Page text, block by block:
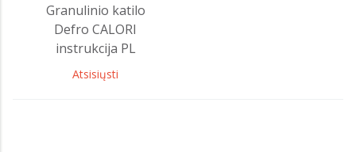
Granulinio katilo
Defro CALORI
instrukcija PL
Atsisiųsti